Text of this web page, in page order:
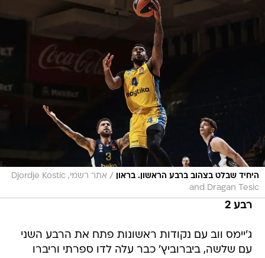
היחיד שבלט בצהוב ברבע הראשון. בראון /
אתר רשמי, Djordje Kostic
and Dragan Tesic
רבע 2
ג'יימס ווב עם נקודות ראשונות פתח את הרבע השני
עם שלשה, ביברוביץ' כבר עלה לדו ספרתי וריברו